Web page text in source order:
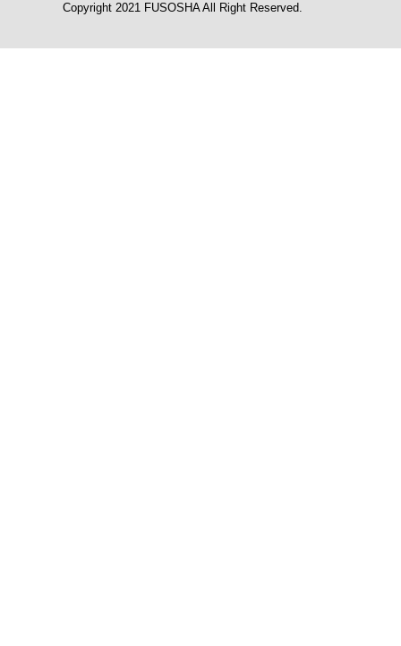
Copyright 2021 FUSOSHA All Right Reserved.